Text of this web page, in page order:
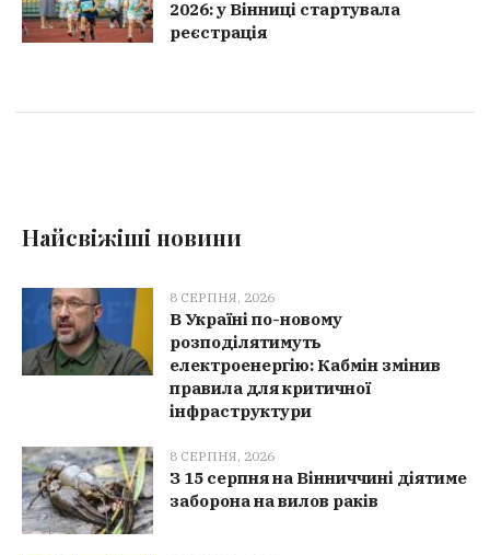
2026: у Вінниці стартувала
реєстрація
Найсвіжіші новини
8 СЕРПНЯ, 2026
В Україні по-новому
розподілятимуть
електроенергію: Кабмін змінив
правила для критичної
інфраструктури
8 СЕРПНЯ, 2026
З 15 серпня на Вінниччині діятиме
заборона на вилов раків